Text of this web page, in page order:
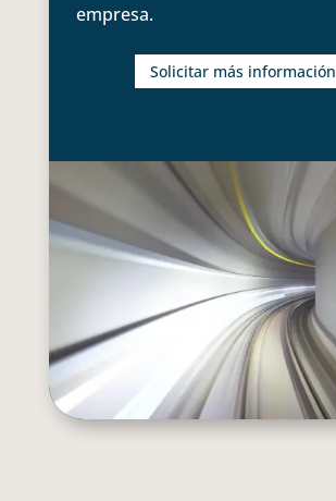
empresa.
Solicitar más información